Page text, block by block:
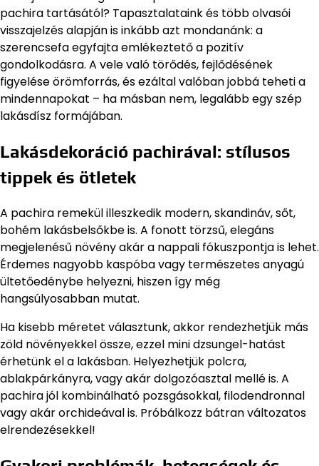
pachira tartásától? Tapasztalataink és több olvasói
visszajelzés alapján is inkább azt mondanánk: a
szerencsefa egyfajta emlékeztető a pozitív
gondolkodásra. A vele való törődés, fejlődésének
figyelése örömforrás, és ezáltal valóban jobbá teheti a
mindennapokat – ha másban nem, legalább egy szép
lakásdísz formájában.
Lakásdekoráció pachirával: stílusos
tippek és ötletek
A pachira remekül illeszkedik modern, skandináv, sőt,
bohém lakásbelsőkbe is. A fonott törzsű, elegáns
megjelenésű növény akár a nappali fókuszpontja is lehet.
Érdemes nagyobb kaspóba vagy természetes anyagú
ültetőedénybe helyezni, hiszen így még
hangsúlyosabban mutat.
Ha kisebb méretet választunk, akkor rendezhetjük más
zöld növényekkel össze, ezzel mini dzsungel-hatást
érhetünk el a lakásban. Helyezhetjük polcra,
ablakpárkányra, vagy akár dolgozóasztal mellé is. A
pachira jól kombinálható pozsgásokkal, filodendronnal
vagy akár orchideával is. Próbálkozz bátran változatos
elrendezésekkel!